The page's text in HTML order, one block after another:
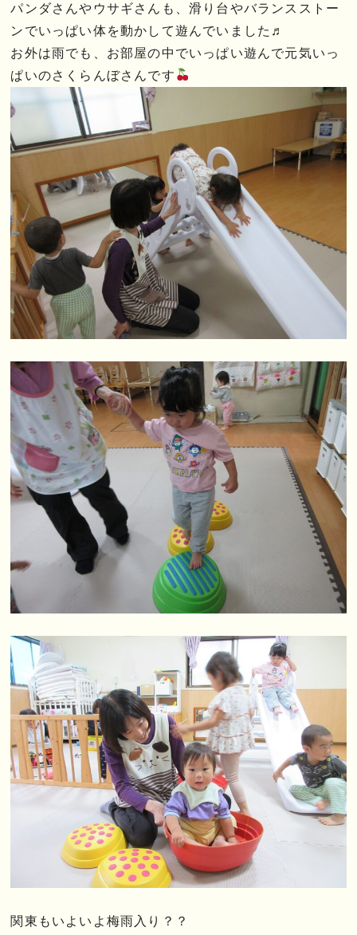
パンダさんやウサギさんも、滑り台やバランスストー
ンでいっぱい体を動かして遊んでいました♬
お外は雨でも、お部屋の中でいっぱい遊んで元気いっ
ぱいのさくらんぼさんです
関東もいよいよ梅雨入り？？